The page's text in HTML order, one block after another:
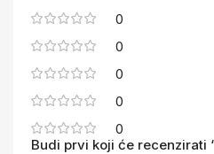
0
0
0
0
0
Budi prvi koji će recenzirati